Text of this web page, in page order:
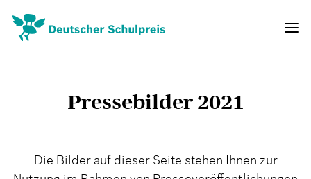
zum
Pressebilder 2021
Die Bilder auf dieser Seite stehen Ihnen zur